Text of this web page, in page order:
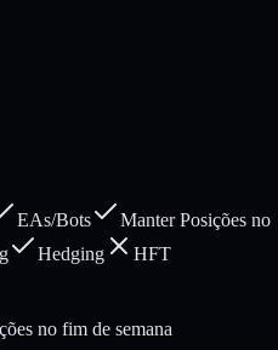
EAs/Bots
Manter Posições no
Hedging
HFT
no fim de semana